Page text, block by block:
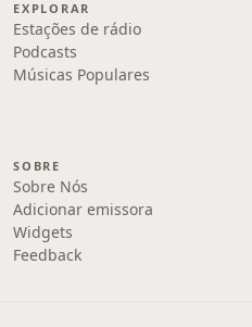
EXPLORAR
Estações de rádio
Podcasts
Músicas Populares
SOBRE
Sobre Nós
Adicionar emissora
Widgets
Feedback